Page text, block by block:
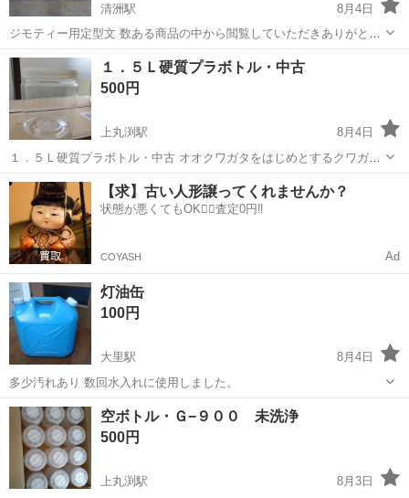
清洲駅
8月4日
ジモティー用定型文 数ある商品の中から閲覧していただきありがとう
ございます。 状態:未使用ですが画像のようにパッケージダメージござ
います。 詳細は写真でご確認ください。 ご不明点やご質問等ございま
したら お気軽に...
愛知 稲沢市 その他
１．５Ｌ硬質プラボトル・中古
500円
上丸渕駅
8月4日
１．５Ｌ硬質プラボトル・中古 オオクワガタをはじめとするクワガタ
ムシやカブトムシの幼虫飼育(マット飼育や菌床飼育)と成虫管理にどう
でしょうか？ 本体は多少の齧りキズのあるものから新品同様のもの
までランダムにお出しします 蓋に...
愛知 稲沢市 上丸渕駅 その他 祖父江町
【求】古い人形譲ってくれませんか？
状態が悪くてもOK🙆‍♀️査定0円‼️
COYASH Ad
灯油缶
100円
大里駅
8月4日
多少汚れあり 数回水入れに使用しました。
愛知 稲沢市 大里駅
空ボトル・Ｇ−９００ 未洗浄
500円
上丸渕駅
8月3日